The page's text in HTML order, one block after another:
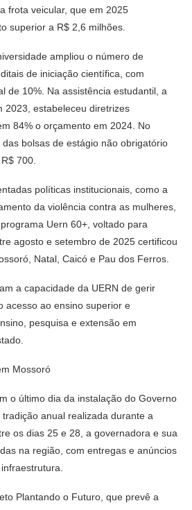
frota veicular, que em 2025
superior a R$ 2,6 milhões.
ampliou o número de
de iniciação científica, com
de 10%. Na assistência estudantil, a
2023, estabeleceu diretrizes
84% o orçamento em 2024. No
bolsas de estágio não obrigatório
700.
políticas institucionais, como a
da violência contra as mulheres,
Uern 60+, voltado para
agosto e setembro de 2025 certificou
Natal, Caicó e Pau dos Ferros.
a capacidade da UERN de gerir
acesso ao ensino superior e
pesquisa e extensão em
Mossoró
o último dia da instalação do Governo
anual realizada durante a
os dias 25 e 28, a governadora e sua
na região, com entregas e anúncios
Plantando o Futuro, que prevê a